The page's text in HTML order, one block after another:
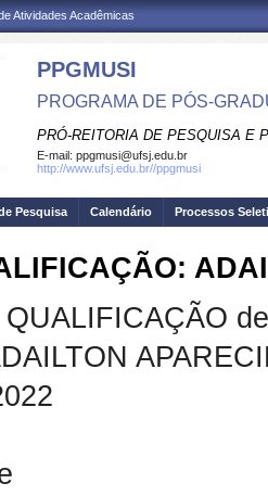
Atividades Acadêmicas
PPGMUSI
PROGRAMA DE PÓS-
PRÓ-REITORIA DE PESQUISA E
E-mail: ppgmusi@ufsj.edu.br
http://www.ufsj.edu.br//ppgmusi
Pesquisa Calendário Processos